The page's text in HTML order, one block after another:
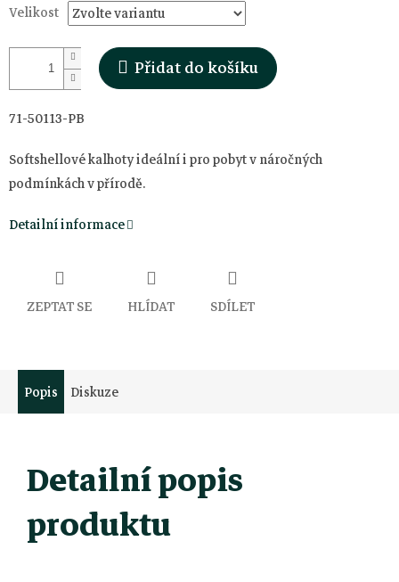
Velikost
Přidat do košíku
71-50113-PB
Softshellové kalhoty ideální i pro pobyt v náročných
podmínkách v přírodě.
Detailní informace
ZEPTAT SE HLÍDAT SDÍLET
Popis Diskuze
Detailní popis
produktu